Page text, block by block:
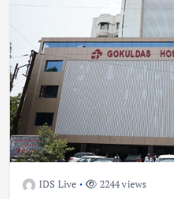
IDS Live 2244 views